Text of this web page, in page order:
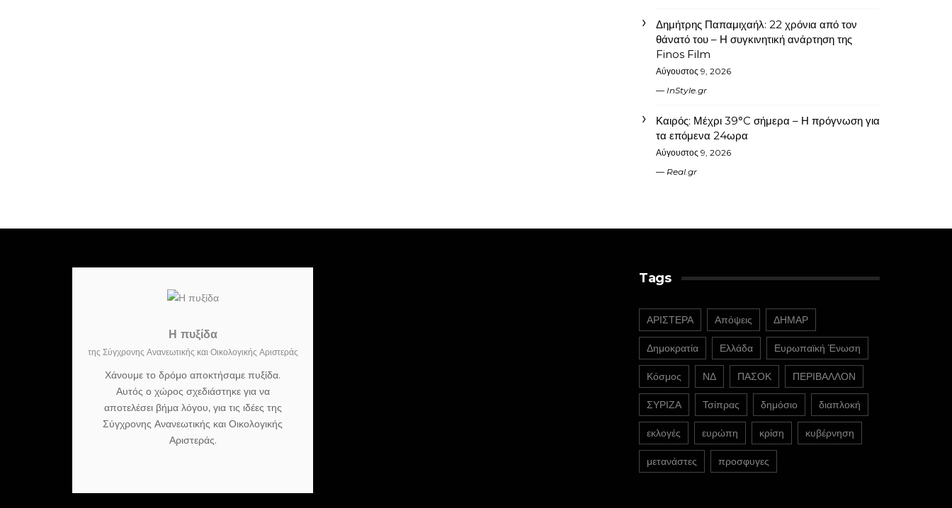
Δημήτρης Παπαμιχαήλ: 22 χρόνια από τον
θάνατό του – Η συγκινητική ανάρτηση της
Finos Film
Αύγουστος 9, 2026
InStyle.gr
Καιρός: Μέχρι 39°C σήμερα – Η πρόγνωση για
τα επόμενα 24ωρα
Αύγουστος 9, 2026
Real.gr
Η πυξίδα
της Σύγχρονης Ανανεωτικής και Οικολογικής Αριστεράς
Χάνουμε το δρόμο αποκτήσαμε πυξίδα.
Αυτός ο χώρος σχεδιάστηκε για να
αποτελέσει βήμα λόγου, για τις ιδέες της
Σύγχρονης Ανανεωτικής και Οικολογικής
Αριστεράς.
Tags
ΑΡΙΣΤΕΡΑ Απόψεις ΔΗΜΑΡ
Δημοκρατία Ελλάδα Ευρωπαϊκή Ένωση
Κόσμος ΝΔ ΠΑΣΟΚ ΠΕΡΙΒΑΛΛΟΝ
ΣΥΡΙΖΑ Τσίπρας δημόσιο διαπλοκή
εκλογές ευρώπη κρίση κυβέρνηση
μετανάστες προσφυγες